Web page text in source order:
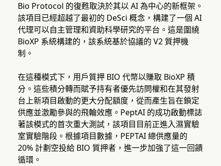
Bio Protocol 的復甦取決於其以 AI 為中心的新框架。
該項目已經超越了最初的 DeSci 概念，構建了一個 AI
代理可以自主管理和資助科學研究的平台。這是圍繞
BioXP 系統構建的，該系統基於協議的 V2 質押機
制。
在這種模式下，用戶質押 BIO 代幣以賺取 BioXP 積
分。這些積分轉而賦予持有者優先訪問權和在其發射
台上新項目啟動的更大分配額度，從而產生旨在鎖定
供應並激勵參與的飛輪效應。PeptAI 的成功啟動標誌
著該模式的首次重大測試，該項目目前正進入濕實驗
室實驗階段。根據項目數據，PEPTAI 總供應量的
20% 計劃空投給 BIO 質押者，進一步加強了這一回饋
循環。